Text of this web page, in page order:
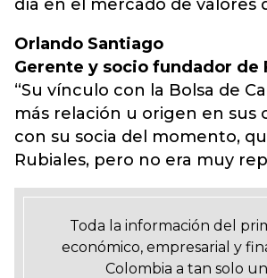
día en el mercado de valores
Orlando Santiago
Gerente y socio fundador de
“Su vínculo con la Bolsa de
más relación u origen en sus
con su socia del momento,
Rubiales, pero no era muy
Toda la información del
económico, empresarial y
Colombia a tan solo